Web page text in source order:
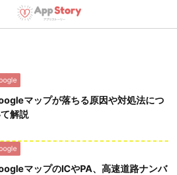
マップが落ちる原因や対処法につ
解説
マップのICやPA、高速道路ナンバ